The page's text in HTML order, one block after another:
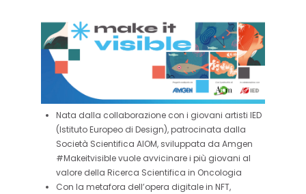
Nata dalla collaborazione con i giovani artisti IED
(Istituto Europeo di Design), patrocinata dalla
Società Scientifica AIOM, sviluppata da Amgen
#Makeitvisible vuole avvicinare i più giovani al
valore della Ricerca Scientifica in Oncologia
Con la metafora dell’opera digitale in NFT,